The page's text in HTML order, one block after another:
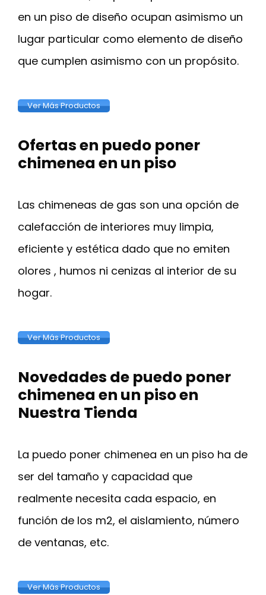
en un piso de diseño ocupan asimismo un
lugar particular como elemento de diseño
que cumplen asimismo con un propósito.
Ver Más Productos
Ofertas en puedo poner
chimenea en un piso
Las chimeneas de gas son una opción de
calefacción de interiores muy limpia,
eficiente y estética dado que no emiten
olores , humos ni cenizas al interior de su
hogar.
Ver Más Productos
Novedades de puedo poner
chimenea en un piso en
Nuestra Tienda
La puedo poner chimenea en un piso ha de
ser del tamaño y capacidad que
realmente necesita cada espacio, en
función de los m2, el aislamiento, número
de ventanas, etc.
Ver Más Productos